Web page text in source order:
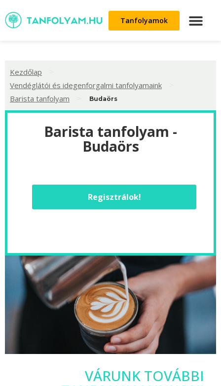
Tanfolyamok
Kezdőlap
Vendéglátói és idegenforgalmi tanfolyamaink
Barista tanfolyam Budaörs
Barista tanfolyam -
Budaörs
Regisztrálok!
VÁRUNK TOVÁBBI